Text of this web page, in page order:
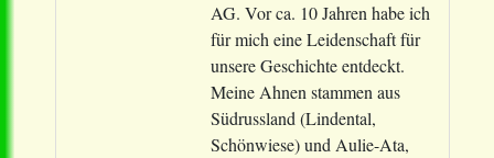
AG. Vor ca. 10 Jahren habe ich
für mich eine Leidenschaft für
unsere Geschichte entdeckt.
Meine Ahnen stammen aus
Südrussland (Lindental,
Schönwiese) und Aulie-Ata,